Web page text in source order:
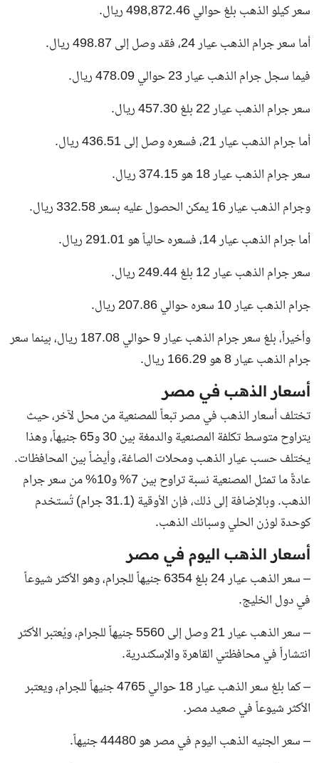
سعر كيلو الذهب بلغ حوالي 498,872.46 ريال.
أما سعر جرام الذهب عيار 24، فقد وصل إلى 498.87 ريال.
فيما سجل جرام الذهب عيار 23 حوالي 478.09 ريال.
سعر جرام الذهب عيار 22 بلغ 457.30 ريال.
أما جرام الذهب عيار 21، فسعره وصل إلى 436.51 ريال.
سعر جرام الذهب عيار 18 هو 374.15 ريال.
وجرام الذهب عيار 16 يمكن الحصول عليه بسعر 332.58 ريال.
أما جرام الذهب عيار 14، فسعره حالياً هو 291.01 ريال.
سعر جرام الذهب عيار 12 بلغ 249.44 ريال.
جرام الذهب عيار 10 سعره حوالي 207.86 ريال.
وأخيراً، بلغ سعر جرام الذهب عيار 9 حوالي 187.08 ريال، بينما سعر
جرام الذهب عيار 8 هو 166.29 ريال.
أسعار الذهب في مصر
تختلف أسعار الذهب في مصر تبعاً للمصنعية من محل لآخر، حيث
يتراوح متوسط تكلفة المصنعية والدمغة بين 30 و65 جنيهاً، وهذا
يختلف حسب عيار الذهب ومحلات الصاغة، وأيضاً بين المحافظات.
عادةً ما تمثل المصنعية نسبة تراوح بين 7% و10% من سعر جرام
الذهب. وبالإضافة إلى ذلك، فإن الأوقية (31.1 جرام) تُستخدم
كوحدة لوزن الحلي وسبائك الذهب.
أسعار الذهب اليوم في مصر
– سعر الذهب عيار 24 بلغ 6354 جنيهاً للجرام، وهو الأكثر شيوعاً
في دول الخليج.
– سعر الذهب عيار 21 وصل إلى 5560 جنيهاً للجرام، ويُعتبر الأكثر
انتشاراً في محافظتي القاهرة والإسكندرية.
– كما بلغ سعر الذهب عيار 18 حوالي 4765 جنيهاً للجرام، ويعتبر
الأكثر شيوعاً في صعيد مصر.
– سعر الجنيه الذهب اليوم في مصر هو 44480 جنيهاً.